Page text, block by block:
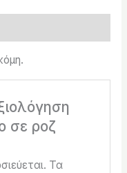
σε ροζ
Τα